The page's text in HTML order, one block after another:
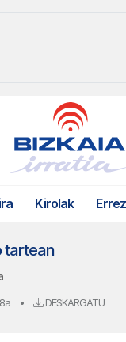
Kirolak
tartean
• DESKARGATU